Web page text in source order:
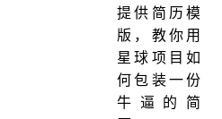
提供简历模
版，教你用
星球项目如
何包装一份
牛逼的简